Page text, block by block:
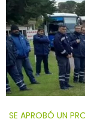
SE APROBÓ UN